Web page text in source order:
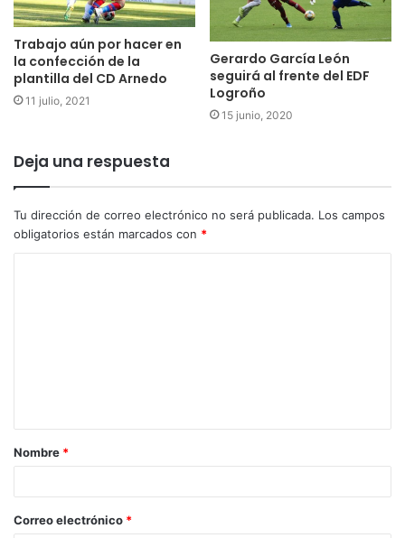
Trabajo aún por hacer en
la confección de la
plantilla del CD Arnedo
11 julio, 2021
Gerardo García León
seguirá al frente del EDF
Logroño
15 junio, 2020
Deja una respuesta
Tu dirección de correo electrónico no será publicada. Los campos
obligatorios están marcados con *
Nombre *
Correo electrónico *